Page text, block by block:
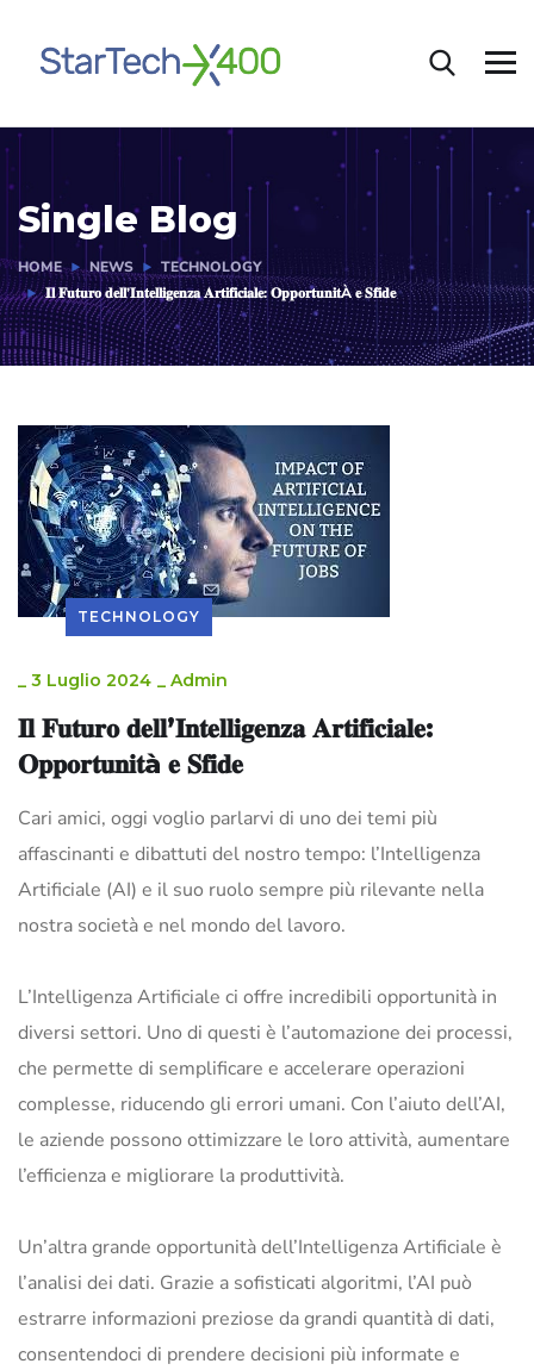
Single Blog
HOME NEWS
TECHNOLOGY
𝐈𝐥 𝐅𝐮𝐭𝐮𝐫𝐨 𝐝𝐞𝐥𝐥’𝐈𝐧𝐭𝐞𝐥𝐥𝐢𝐠𝐞𝐧𝐳𝐚 𝐀𝐫𝐭𝐢𝐟𝐢𝐜𝐢𝐚𝐥𝐞: 𝐎𝐩𝐩𝐨𝐫𝐭𝐮𝐧𝐢𝐭À 𝐞 𝐒𝐟𝐢𝐝𝐞
TECHNOLOGY
_ 3 Luglio 2024 _ Admin
𝐈𝐥 𝐅𝐮𝐭𝐮𝐫𝐨 𝐝𝐞𝐥𝐥’𝐈𝐧𝐭𝐞𝐥𝐥𝐢𝐠𝐞𝐧𝐳𝐚 𝐀𝐫𝐭𝐢𝐟𝐢𝐜𝐢𝐚𝐥𝐞:
𝐎𝐩𝐩𝐨𝐫𝐭𝐮𝐧𝐢𝐭à 𝐞 𝐒𝐟𝐢𝐝𝐞
Cari amici, oggi voglio parlarvi di uno dei temi più
affascinanti e dibattuti del nostro tempo: l’Intelligenza
Artificiale (AI) e il suo ruolo sempre più rilevante nella
nostra società e nel mondo del lavoro.
L’Intelligenza Artificiale ci offre incredibili opportunità in
diversi settori. Uno di questi è l’automazione dei processi,
che permette di semplificare e accelerare operazioni
complesse, riducendo gli errori umani. Con l’aiuto dell’AI,
le aziende possono ottimizzare le loro attività, aumentare
l’efficienza e migliorare la produttività.
Un’altra grande opportunità dell’Intelligenza Artificiale è
l’analisi dei dati. Grazie a sofisticati algoritmi, l’AI può
estrarre informazioni preziose da grandi quantità di dati,
consentendoci di prendere decisioni più informate e